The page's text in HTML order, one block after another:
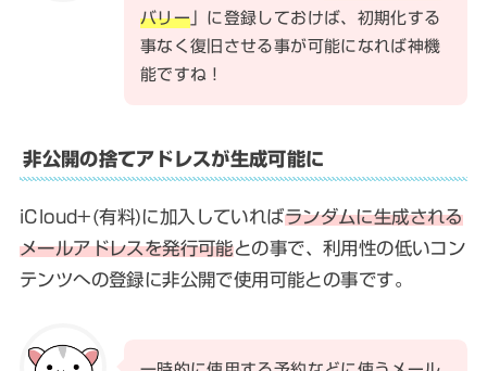
バリー」に登録しておけば、初期化する
事なく復旧させる事が可能になれば神機
能ですね！
非公開の捨てアドレスが生成可能に
iCloud+(有料)に加入していればランダムに生成される
メールアドレスを発行可能との事で、利用性の低いコン
テンツへの登録に非公開で使用可能との事です。